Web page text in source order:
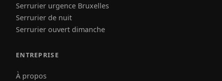
Serrurier urgence Bruxelles
Serrurier de nuit
Serrurier ouvert dimanche
ENTREPRISE
À propos